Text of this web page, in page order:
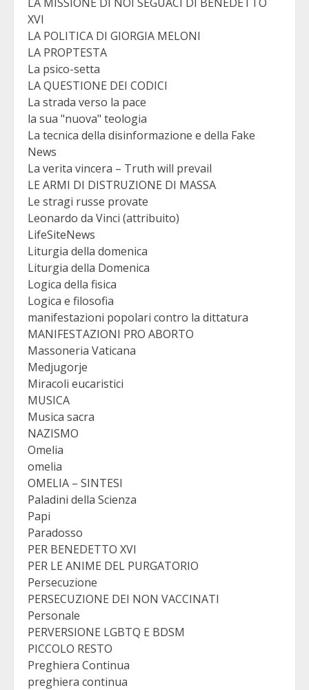
XVI
LA POLITICA DI GIORGIA MELONI
LA PROPTESTA
La psico-setta
LA QUESTIONE DEI CODICI
La strada verso la pace
la sua "nuova" teologia
La tecnica della disinformazione e della Fake
News
La verita vincera – Truth will prevail
LE ARMI DI DISTRUZIONE DI MASSA
Le stragi russe provate
Leonardo da Vinci (attribuito)
LifeSiteNews
Liturgia della domenica
Liturgia della Domenica
Logica della fisica
Logica e filosofia
manifestazioni popolari contro la dittatura
MANIFESTAZIONI PRO ABORTO
Massoneria Vaticana
Medjugorje
Miracoli eucaristici
MUSICA
Musica sacra
NAZISMO
Omelia
omelia
OMELIA – SINTESI
Paladini della Scienza
Papi
Paradosso
PER BENEDETTO XVI
PER LE ANIME DEL PURGATORIO
Persecuzione
PERSECUZIONE DEI NON VACCINATI
Personale
PERVERSIONE LGBTQ E BDSM
PICCOLO RESTO
Preghiera Continua
preghiera continua